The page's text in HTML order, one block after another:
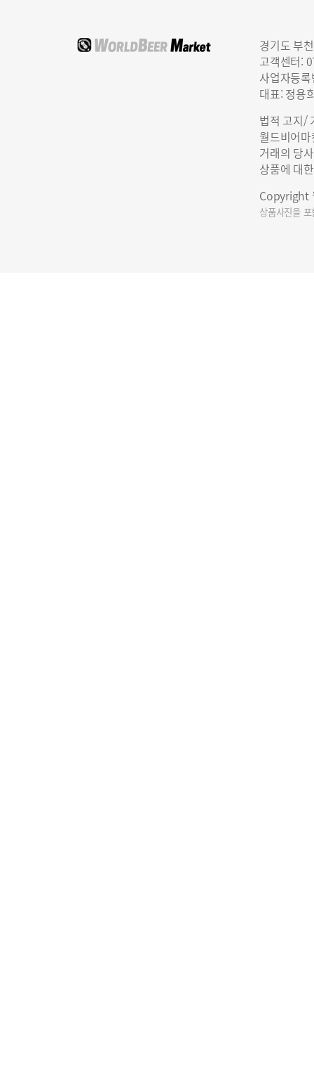
경기도 부
고객센터:
사업자등
대표: 정용
법적 고지/
월드비어
거래의 당
상품에 대
Copyright
상품사진을